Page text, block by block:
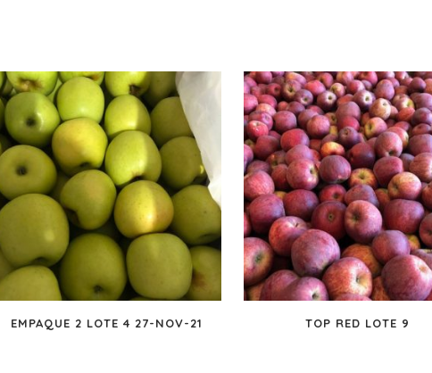
EMPAQUE 2 LOTE 4 27-NOV-21 TOP RED LOTE 9